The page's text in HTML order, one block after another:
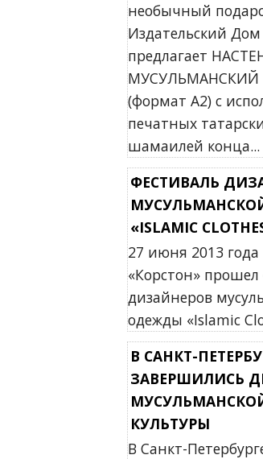
необычный
Издательский
предлагает
МУСУЛЬМАНСКИЙ
(формат А2) с
печатных
шамаилей конца...
ФЕСТИВАЛЬ
«ISLAMIC
27 июня 2013
«Корстон» прошел
дизайнеров
одежды «Islamic
В САНКТ-
ЗАВЕРШИЛИСЬ
КУЛЬТУРЫ
В Санкт-